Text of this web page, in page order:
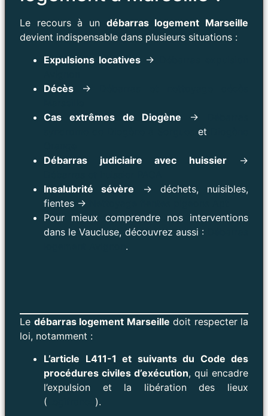
Le recours à un débarras logement Marseille
devient indispensable dans plusieurs situations :
Expulsions locatives →
Décès →
Cas extrêmes de Diogène →
et
Débarras judiciaire avec huissier→
Insalubrité sévère → déchets, nuisibles,
fientes →
Pour mieux comprendre nos interventions
dans le Vaucluse, découvrez aussi :
.
Le débarras logement Marseille doit respecter la
loi, notamment :
L’article L411-1 et suivants du Code des
procédures civiles d’exécution, qui encadre
l’expulsion et la libération des lieux
(
).